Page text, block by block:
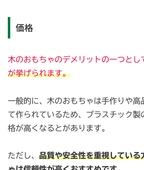
価格
木のおもちゃのデメリットの一つとし
が挙げられます。
一般的に、木のおもちゃは手作りや高
て作られているため、プラスチック製
格が高くなるとがあります。
ただし、 品質や安全性を重視している